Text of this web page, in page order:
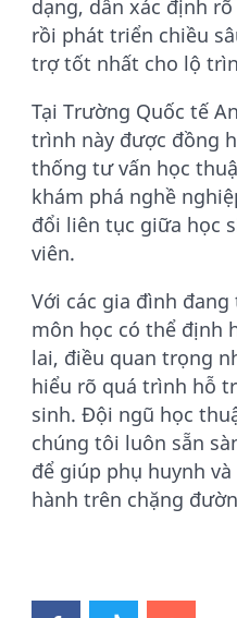
dạng, dần xác định
rồi phát triển chiều
trợ tốt nhất cho lộ
Tại Trường Quốc tế
trình này được đồng
thống tư vấn học
khám phá nghề
đổi liên tục giữa học
viên.
Với các gia đình
môn học có thể định
lai, điều quan trọng
hiểu rõ quá trình hỗ
sinh. Đội ngũ học
chúng tôi luôn sẵn
để giúp phụ huynh
hành trên chặng